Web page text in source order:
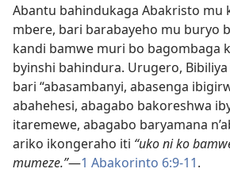
Abantu bahindukaga Abakristo mu
mbere, bari barabayeho mu buryo
kandi bamwe muri bo bagombaga
byinshi bahindura. Urugero,
bari “abasambanyi, abasenga
abahehesi, abagabo bakoreshwa
itaremewe, abagabo baryamana
ariko ikongeraho iti “uko ni ko
mumeze.”—1 Abakorinto 6:9-11.